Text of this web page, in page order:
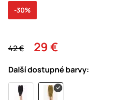
42 € 29 €
-30%
Další dostupné barvy: